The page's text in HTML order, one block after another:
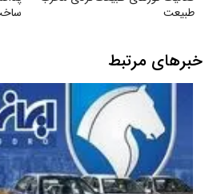
طبیعت
خبرهای مرتبط